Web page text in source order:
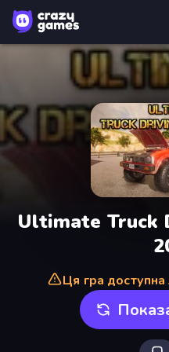
Ultimate Truck
Ця гра